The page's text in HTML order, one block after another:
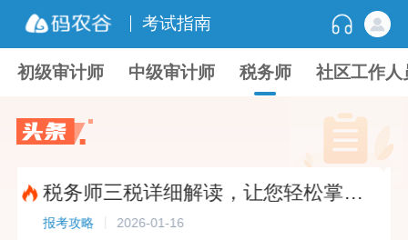
考试指南
初级审计师 中级审计师 税务师 社区工作人
税务师三税详细解读，让您轻松掌握税收核心知识?
考攻略 2026-01-16